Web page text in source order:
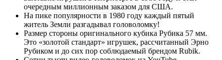
очередным миллионным заказом для США.
На пике популярности в 1980 году каждый пятый
житель Земли разгадывал головоломку!
Размер стороны оригинального кубика Рубика 57 мм.
Это «золотой стандарт» игрушек, рассчитанный Эрно
Рубиком и до сих пор соблюдаемый брендом Rubik.